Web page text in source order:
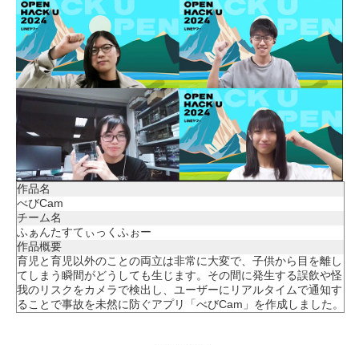
作品名
べびCam
チーム名
ふぁんたすてぃっくふぉー
作品概要
育児と育児以外のことの両立は非常に大変で、子供から目を離し
てしまう瞬間がどうしても生じます。その間に発生する誤飲や怪
我のリスクをカメラで検出し、ユーザーにリアルタイムで通知す
ることで事故を未然に防ぐアプリ「べびCam」を作成しました。